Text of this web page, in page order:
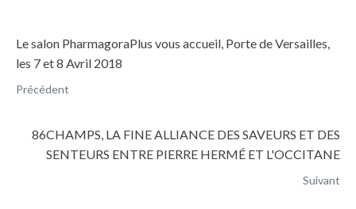
Le salon PharmagoraPlus vous accueil, Porte de Versailles,
les 7 et 8 Avril 2018
Précédent
86CHAMPS, LA FINE ALLIANCE DES SAVEURS ET DES
SENTEURS ENTRE PIERRE HERMÉ ET L'OCCITANE
Suivant